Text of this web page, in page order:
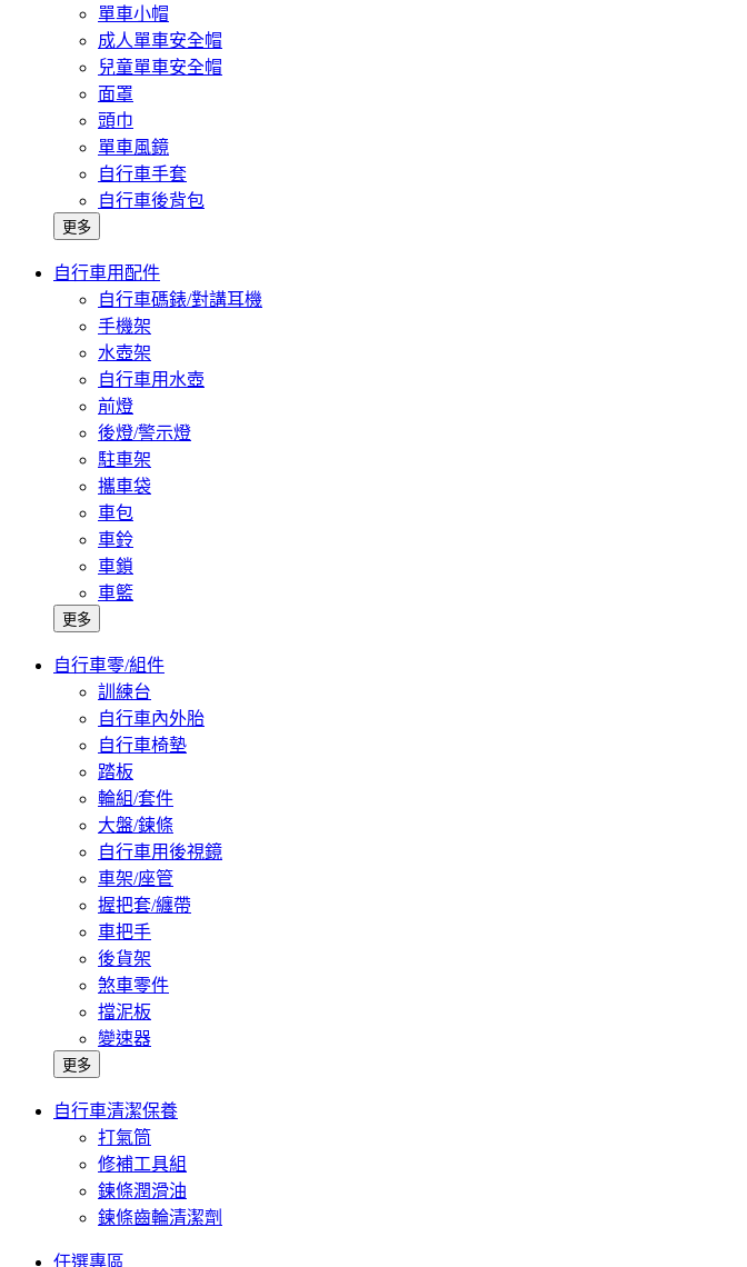
單車小帽
成人單車安全帽
兒童單車安全帽
面罩
頭巾
單車風鏡
自行車手套
自行車後背包
更多
自行車用配件
自行車碼錶/對講耳機
手機架
水壺架
自行車用水壺
前燈
後燈/警示燈
駐車架
攜車袋
車包
車鈴
車鎖
車籃
更多
自行車零/組件
訓練台
自行車內外胎
自行車椅墊
踏板
輪組/套件
大盤/鍊條
自行車用後視鏡
車架/座管
握把套/纏帶
車把手
後貨架
煞車零件
擋泥板
變速器
更多
自行車清潔保養
打氣筒
修補工具組
鍊條潤滑油
鍊條齒輪清潔劑
任選專區